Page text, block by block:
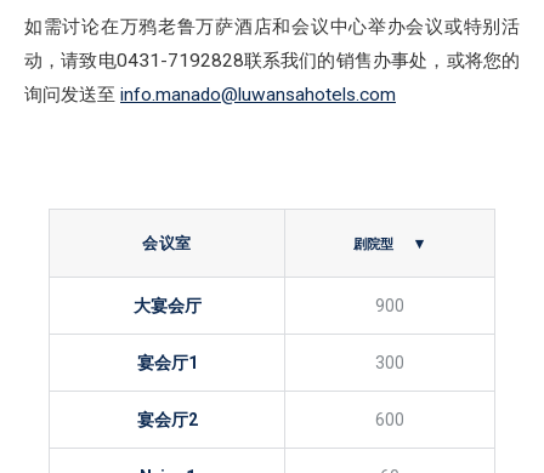
如需讨论在万鸦老鲁万萨酒店和会议中心举办会议或特别活
动，请致电0431-7192828联系我们的销售办事处，或将您的
询问发送至 info.manado@luwansahotels.com
会议室
大宴会厅 900
宴会厅1 300
宴会厅2 600